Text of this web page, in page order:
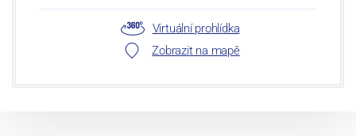
Virtuální prohlídka
Zobrazit na mapě